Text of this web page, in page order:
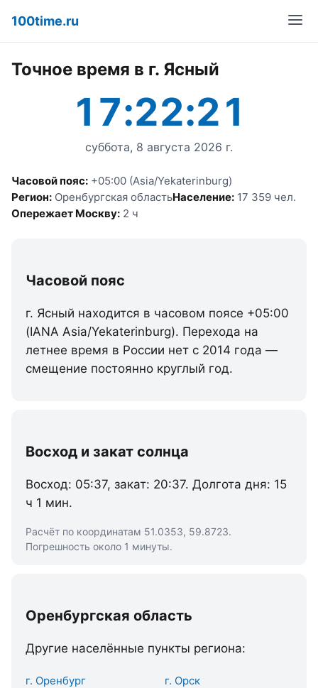
100time.ru
Точное время в г. Ясный
17:22:21
суббота, 8 августа 2026 г.
Часовой пояс: +05:00 (Asia/Yekaterinburg)
Регион: Оренбургская областьНаселение: 17 359 чел.
Опережает Москву: 2 ч
Часовой пояс
г. Ясный находится в часовом поясе +05:00
(IANA Asia/Yekaterinburg). Перехода на
летнее время в России нет с 2014 года —
смещение постоянно круглый год.
Восход и закат солнца
Восход: 05:37, закат: 20:37. Долгота дня: 15
ч 1 мин.
Расчёт по координатам 51.0353, 59.8723.
Погрешность около 1 минуты.
Оренбургская область
Другие населённые пункты региона:
г. Оренбург г. Орск